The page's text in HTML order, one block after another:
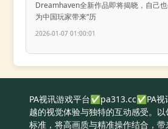
Dreamhaven全新作品即将揭晓，自己也
为中国玩家带来“历
2026-01-07 01:00:01
PA视讯游戏平台✅pa313.cc✅PA
越的视觉体验与独特的互动感受。
标准，将高画质与精准操作结合，